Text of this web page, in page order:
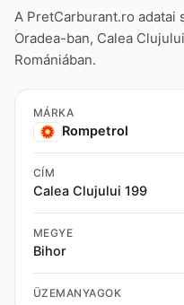
A PretCarburant.ro adatai
Oradea-ban, Calea
Romániában.
MÁRKA
Rompetrol
CÍM
Calea Clujului 199
MEGYE
Bihor
ÜZEMANYAGOK